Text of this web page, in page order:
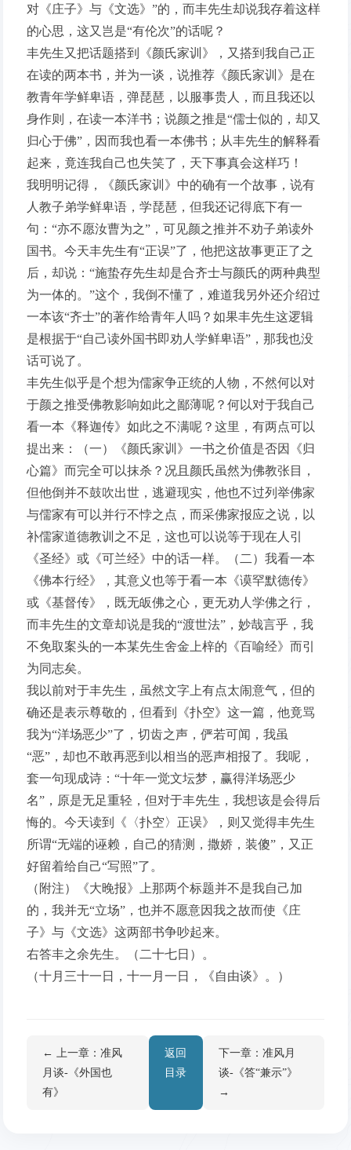
对《庄子》与《文选》”的，而丰先生却说我存着这样
的心思，这又岂是“有伦次”的话呢？
丰先生又把话题搭到《颜氏家训》，又搭到我自己正
在读的两本书，并为一谈，说推荐《颜氏家训》是在
教青年学鲜卑语，弹琵琶，以服事贵人，而且我还以
身作则，在读一本洋书；说颜之推是“儒士似的，却又
归心于佛”，因而我也看一本佛书；从丰先生的解释看
起来，竟连我自己也失笑了，天下事真会这样巧！
我明明记得，《颜氏家训》中的确有一个故事，说有
人教子弟学鲜卑语，学琵琶，但我还记得底下有一
句：“亦不愿汝曹为之”，可见颜之推并不劝子弟读外
国书。今天丰先生有“正误”了，他把这故事更正了之
后，却说：“施蛰存先生却是合齐士与颜氏的两种典型
为一体的。”这个，我倒不懂了，难道我另外还介绍过
一本该“齐士”的著作给青年人吗？如果丰先生这逻辑
是根据于“自己读外国书即劝人学鲜卑语”，那我也没
话可说了。
丰先生似乎是个想为儒家争正统的人物，不然何以对
于颜之推受佛教影响如此之鄙薄呢？何以对于我自己
看一本《释迦传》如此之不满呢？这里，有两点可以
提出来：（一）《颜氏家训》一书之价值是否因《归
心篇》而完全可以抹杀？况且颜氏虽然为佛教张目，
但他倒并不鼓吹出世，逃避现实，他也不过列举佛家
与儒家有可以并行不悖之点，而采佛家报应之说，以
补儒家道德教训之不足，这也可以说等于现在人引
《圣经》或《可兰经》中的话一样。（二）我看一本
《佛本行经》，其意义也等于看一本《谟罕默德传》
或《基督传》，既无皈佛之心，更无劝人学佛之行，
而丰先生的文章却说是我的“渡世法”，妙哉言乎，我
不免取案头的一本某先生舍金上梓的《百喻经》而引
为同志矣。
我以前对于丰先生，虽然文字上有点太闹意气，但的
确还是表示尊敬的，但看到《扑空》这一篇，他竟骂
我为“洋场恶少”了，切齿之声，俨若可闻，我虽
“恶”，却也不敢再恶到以相当的恶声相报了。我呢，
套一句现成诗：“十年一觉文坛梦，赢得洋场恶少
名”，原是无足重轻，但对于丰先生，我想该是会得后
悔的。今天读到《〈扑空〉正误》，则又觉得丰先生
所谓“无端的诬赖，自己的猜测，撒娇，装傻”，又正
好留着给自己“写照”了。
（附注）《大晚报》上那两个标题并不是我自己加
的，我并无“立场”，也并不愿意因我之故而使《庄
子》与《文选》这两部书争吵起来。
右答丰之余先生。（二十七日）。
（十月三十一日，十一月一日，《自由谈》。）
← 上一章：准风
月谈-《外国也
有》
返回
目录
下一章：准风月
谈-《答“兼示”》
→